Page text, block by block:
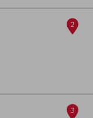
2
3